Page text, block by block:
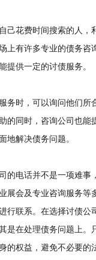
花费时间搜索的人，
上有许多专业的债务咨
提供一定的讨债服务。
时，可以询问他们所
的同时，咨询公司也能
地解决债务问题。
电话并不是一项难事
展会及专业咨询服务等
行联系。在选择讨债公
是在处理债务问题上。
的权益，避免不必要的